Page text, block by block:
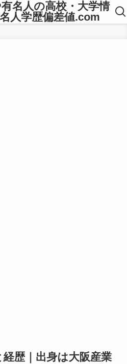
名人の高校・大学情
人学歴偏差値.com
歴｜出身は大阪産業